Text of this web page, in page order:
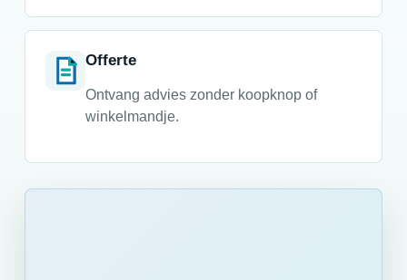
Offerte
Ontvang advies zonder koopknop of
winkelmandje.